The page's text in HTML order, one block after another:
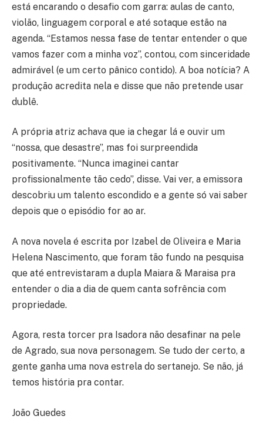
está encarando o desafio com garra: aulas de canto,
violão, linguagem corporal e até sotaque estão na
agenda. “Estamos nessa fase de tentar entender o que
vamos fazer com a minha voz”, contou, com sinceridade
admirável (e um certo pânico contido). A boa notícia? A
produção acredita nela e disse que não pretende usar
dublê.
A própria atriz achava que ia chegar lá e ouvir um
“nossa, que desastre”, mas foi surpreendida
positivamente. “Nunca imaginei cantar
profissionalmente tão cedo”, disse. Vai ver, a emissora
descobriu um talento escondido e a gente só vai saber
depois que o episódio for ao ar.
A nova novela é escrita por Izabel de Oliveira e Maria
Helena Nascimento, que foram tão fundo na pesquisa
que até entrevistaram a dupla Maiara & Maraisa pra
entender o dia a dia de quem canta sofrência com
propriedade.
Agora, resta torcer pra Isadora não desafinar na pele
de Agrado, sua nova personagem. Se tudo der certo, a
gente ganha uma nova estrela do sertanejo. Se não, já
temos história pra contar.
João Guedes